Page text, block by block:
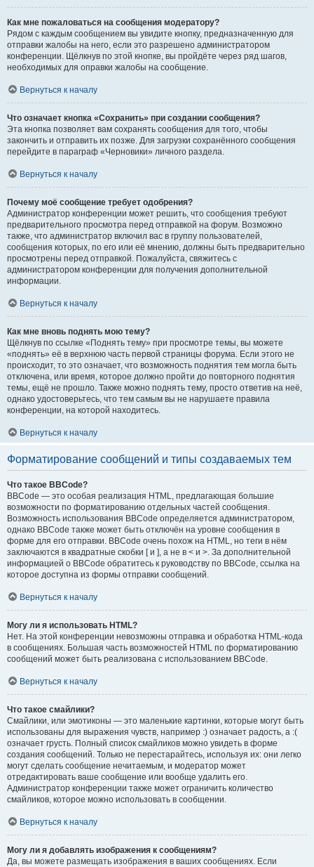
Как мне пожаловаться на сообщения модератору?
Рядом с каждым сообщением вы увидите кнопку, предназначенную для
отправки жалобы на него, если это разрешено администратором
конференции. Щёлкнув по этой кнопке, вы пройдёте через ряд шагов,
необходимых для оправки жалобы на сообщение.
Вернуться к началу
Что означает кнопка «Сохранить» при создании сообщения?
Эта кнопка позволяет вам сохранять сообщения для того, чтобы
закончить и отправить их позже. Для загрузки сохранённого сообщения
перейдите в параграф «Черновики» личного раздела.
Вернуться к началу
Почему моё сообщение требует одобрения?
Администратор конференции может решить, что сообщения требуют
предварительного просмотра перед отправкой на форум. Возможно
также, что администратор включил вас в группу пользователей,
сообщения которых, по его или её мнению, должны быть предварительно
просмотрены перед отправкой. Пожалуйста, свяжитесь с
администратором конференции для получения дополнительной
информации.
Вернуться к началу
Как мне вновь поднять мою тему?
Щёлкнув по ссылке «Поднять тему» при просмотре темы, вы можете
«поднять» её в верхнюю часть первой страницы форума. Если этого не
происходит, то это означает, что возможность поднятия тем могла быть
отключена, или время, которое должно пройти до повторного поднятия
темы, ещё не прошло. Также можно поднять тему, просто ответив на неё,
однако удостоверьтесь, что тем самым вы не нарушаете правила
конференции, на которой находитесь.
Вернуться к началу
Форматирование сообщений и типы создаваемых тем
Что такое BBCode?
BBCode — это особая реализация HTML, предлагающая большие
возможности по форматированию отдельных частей сообщения.
Возможность использования BBCode определяется администратором,
однако BBCode также может быть отключён на уровне сообщения в
форме для его отправки. BBCode очень похож на HTML, но теги в нём
заключаются в квадратные скобки [ и ], а не в < и >. За дополнительной
информацией о BBCode обратитесь к руководству по BBCode, ссылка на
которое доступна из формы отправки сообщений.
Вернуться к началу
Могу ли я использовать HTML?
Нет. На этой конференции невозможны отправка и обработка HTML-кода
в сообщениях. Большая часть возможностей HTML по форматированию
сообщений может быть реализована с использованием BBCode.
Вернуться к началу
Что такое смайлики?
Смайлики, или эмотиконы — это маленькие картинки, которые могут быть
использованы для выражения чувств, например :) означает радость, а :(
означает грусть. Полный список смайликов можно увидеть в форме
создания сообщений. Только не перестарайтесь, используя их: они легко
могут сделать сообщение нечитаемым, и модератор может
отредактировать ваше сообщение или вообще удалить его.
Администратор конференции также может ограничить количество
смайликов, которое можно использовать в сообщении.
Вернуться к началу
Могу ли я добавлять изображения к сообщениям?
Да, вы можете размещать изображения в ваших сообщениях. Если